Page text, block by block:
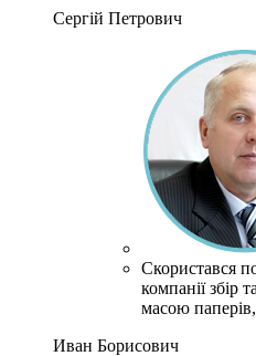
Сергій Петрович
Скористався
компанії збір
масою
Иван Борисович